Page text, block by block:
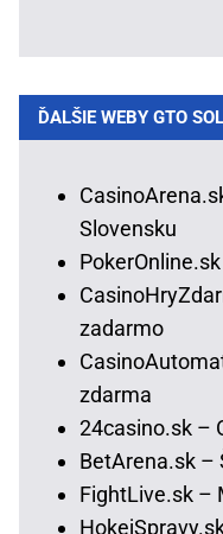
ĎALŠIE WEBY GTO
Slovensku
zadarmo
zdarma
24casino.sk –
BetArena.sk –
FightLive.sk –